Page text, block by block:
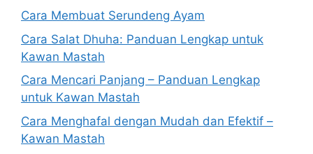
Cara Membuat Serundeng Ayam
Cara Salat Dhuha: Panduan Lengkap untuk
Kawan Mastah
Cara Mencari Panjang – Panduan Lengkap
untuk Kawan Mastah
Cara Menghafal dengan Mudah dan Efektif –
Kawan Mastah